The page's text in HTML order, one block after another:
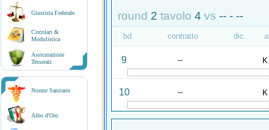
Giustizia Federale
Circolari &
Modulistica
Assicurazione
Tesserati
Norme Sanitarie
Albo d'Oro
round 2 tavolo 4 vs -- - --
bd. contratto dic.
9 -- K
10 -- K